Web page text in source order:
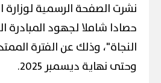
نشرت الصفحة الرسمية لوزارة
حصادا شاملا لجهود المبادرة
وحتى نهاية ديسمبر 2025.